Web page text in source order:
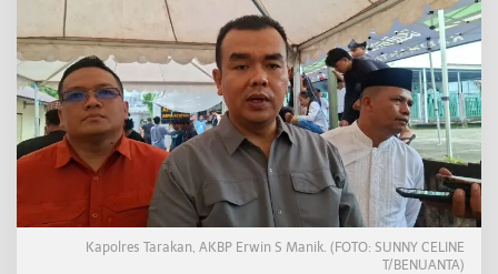
n
,
P
n
g
l
i
Kapolres Tarakan, AKBP Erwin S Manik. (FOTO: SUNNY CELINE
T/BENUANTA)